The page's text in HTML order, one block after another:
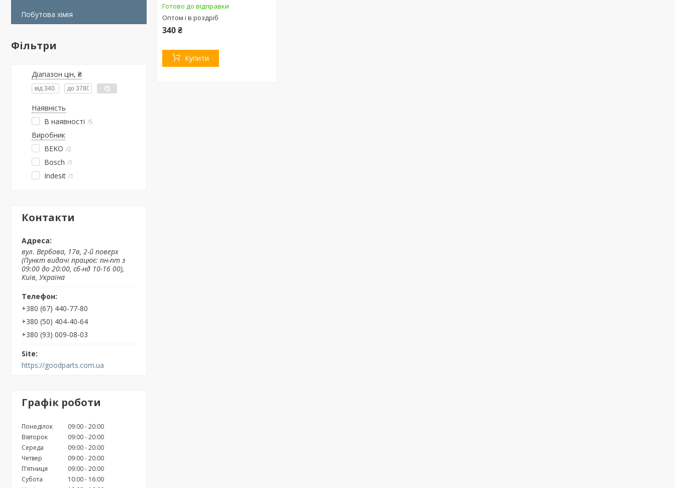
Побутова хімія
Фільтри
Діапазон цін, ₴
Наявність
В наявності 5
Виробник
BEKO 2
Bosch 1
Indesit 1
Контакти
вул. Вербова, 17в, 2-й поверх
(Пункт видачі працює: пн-пт з
09:00 до 20:00, сб-нд 10-16 00),
Київ, Україна
+380 (67) 440-77-80
+380 (50) 404-40-64
+380 (93) 009-08-03
https://goodparts.com.ua
Графік роботи
Понеділок 09:00 20:00
Вівторок
09:00 20:00
Середа
09:00 20:00
Четвер
09:00 20:00
Пʼятниця
09:00 20:00
Субота
10:00
16:00
Готово до відправки
Оптом і в роздріб
340 ₴
Купити